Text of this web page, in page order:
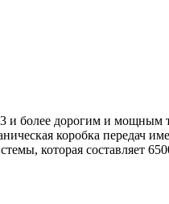
более дорогим и мощным
коробка передач
которая составляет